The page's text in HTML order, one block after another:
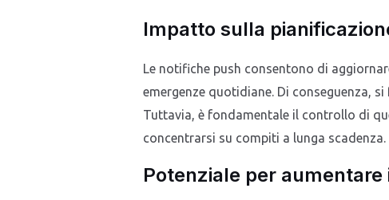
Impatto sulla
Le notifiche push consentono di
emergenze quotidiane. Di conseguenza,
Tuttavia, è fondamentale il controllo di
concentrarsi su compiti a lunga scadenza.
Potenziale per